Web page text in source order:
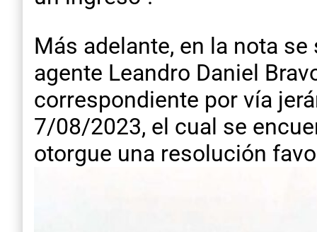
Más adelante, en la nota
agente Leandro Daniel
correspondiente por vía
7/08/2023, el cual se
otorgue una resolución